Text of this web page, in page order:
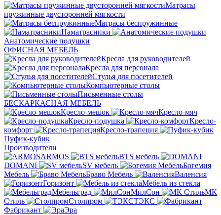
Матрасы
пружинные двусторонней мягкости
Матрасы беспружинные
Наматрасники
Анатомические подушки
ОФИСНАЯ МЕБЕЛЬ
Кресла для руководителей
Кресла для персонала
Стулья для посетителей
Компьютерные столы
Письменные столы
БЕСКАРКАСНАЯ МЕБЕЛЬ
Кресло-мешок
Кресло-мяч
Кресло-подушка
Кресло-
комфорт
Кресло-трапеция
Пуфик-кубик
Производители
ARMOS
BTS мебель
DOMANI
SV мебель
Богемия
Мебель
Браво Мебель
Валенсия
Горизонт
Мебель из стекла
Мебельград
МилСон
МК
Стиль
Столпром
ТЭКС
Фабрикант
Эра